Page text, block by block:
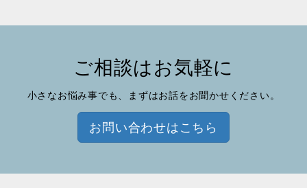
ご相談はお気軽に
小さなお悩み事でも、まずはお話をお聞かせください。
お問い合わせはこちら